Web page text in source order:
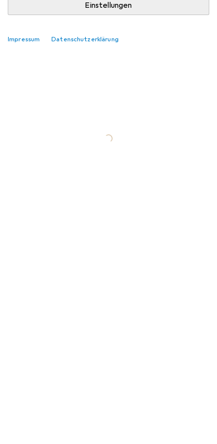
Einstellungen
Impressum Datenschutzerklärung